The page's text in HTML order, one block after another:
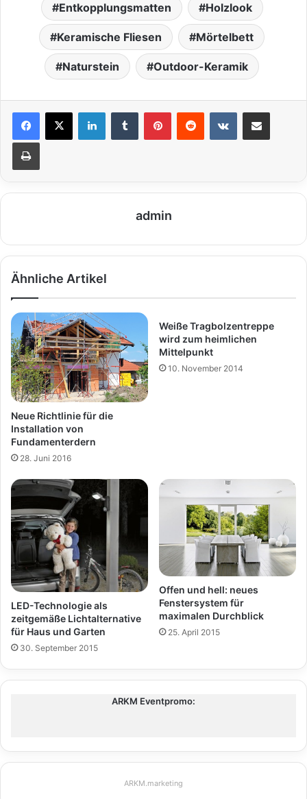
Entkopplungsmatten Holzlook
Keramische Fliesen Mörtelbett
Naturstein Outdoor-Keramik
admin
Ähnliche Artikel
Neue Richtlinie für die
Installation von
Fundamenterdern
28. Juni 2016
Weiße Tragbolzentreppe
wird zum heimlichen
Mittelpunkt
10. November 2014
LED-Technologie als
zeitgemäße Lichtalternative
für Haus und Garten
30. September 2015
Offen und hell: neues
Fenstersystem für
maximalen Durchblick
25. April 2015
ARKM Eventpromo:
ARKM.marketing